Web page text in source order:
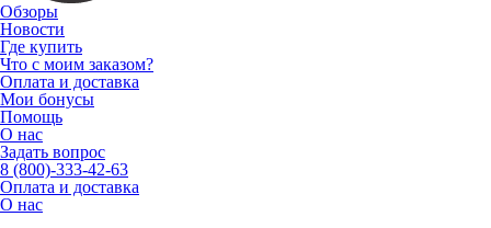
Обзоры
Новости
Где купить
Что с моим заказом?
Оплата и доставка
Мои бонусы
Помощь
О нас
Задать вопрос
8 (800)-333-42-63
Оплата и доставка
О нас